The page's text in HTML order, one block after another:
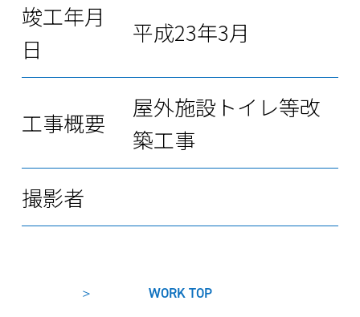
竣工年月
日
平成23年3月
工事概要
屋外施設トイレ等改
築工事
撮影者
WORK TOP